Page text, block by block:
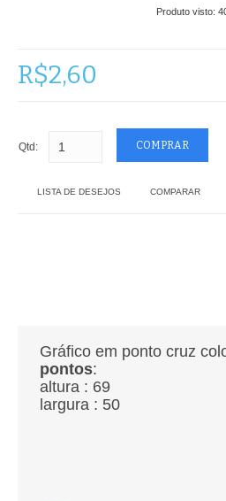
CONTATO
Produto visto:
R$2,60
Qtd:
LISTA DE DESEJOS COMPARAR
Gráfico em ponto cruz
pontos:
altura : 69
largura : 50